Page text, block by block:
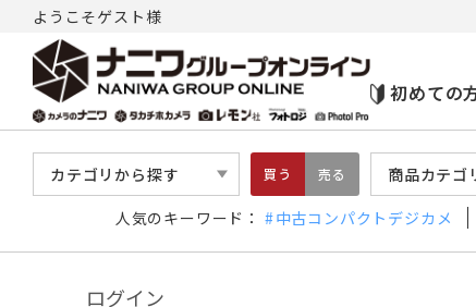
ようこそゲスト様
初めての
カテゴリから探す 買う 売る 商品カテゴ
人気のキーワード： 中古コンパクトデジカメ
ログイン